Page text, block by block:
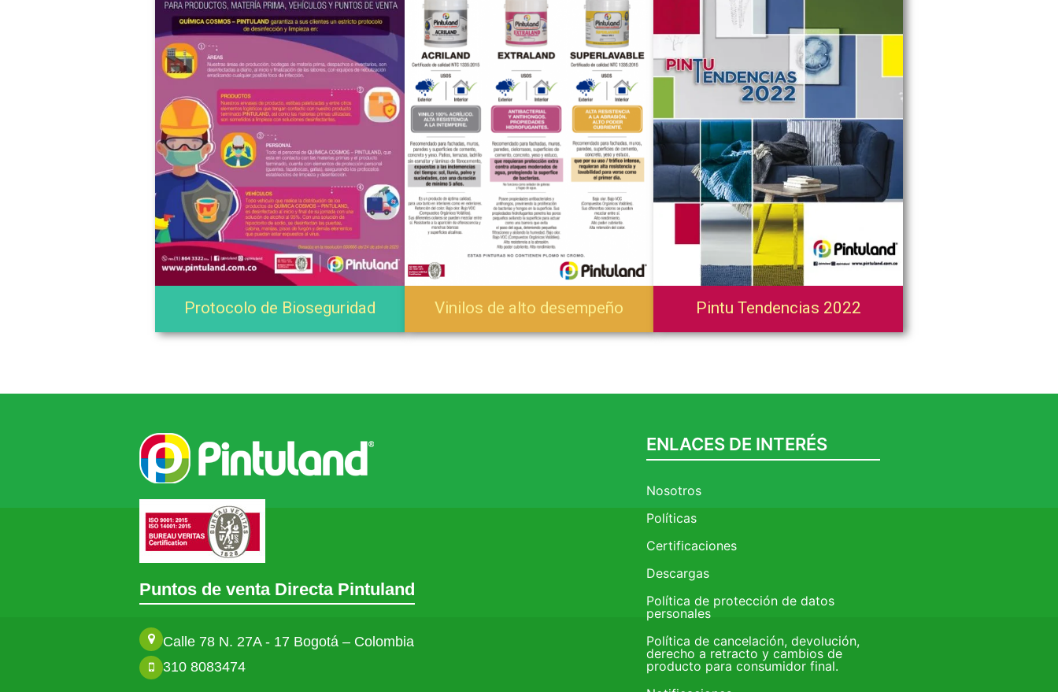
Protocolo de Bioseguridad Vinilos de alto desempeño Pintu Tendencias 2022
Puntos de venta Directa Pintuland
Calle 78 N. 27A - 17 Bogotá – Colombia
310 8083474
ENLACES DE INTERÉS
Nosotros
Políticas
Certificaciones
Descargas
Política de protección de datos
personales
Política de cancelación, devolución,
derecho a retracto y cambios de
producto para consumidor final.